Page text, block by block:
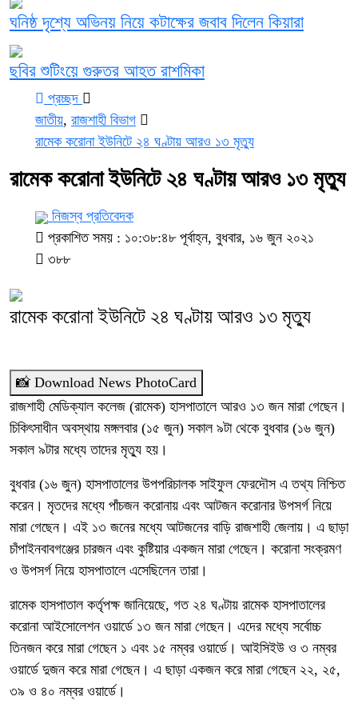
প্রচ্ছদ
জাতীয়, রাজশাহী বিভাগ
রামেক করোনা ইউনিটে ২৪ ঘণ্টায় আরও ১৩ মৃত্যু
রামেক করোনা ইউনিটে ২৪ ঘণ্টায় আরও ১৩ মৃত্যু
নিজস্ব প্রতিবেদক
প্রকাশিত সময় : ১০:৩৮:৪৮ পূর্বাহ্ন, বুধবার, ১৬ জুন ২০২১
৩৮৮
রামেক করোনা ইউনিটে ২৪ ঘণ্টায় আরও ১৩ মৃত্যু
📸 Download News PhotoCard
রাজশাহী মেডিক্যাল কলেজ (রামেক) হাসপাতালে আরও ১৩ জন মারা গেছেন।
চিকিৎসাধীন অবস্থায় মঙ্গলবার (১৫ জুন) সকাল ৯টা থেকে বুধবার (১৬ জুন)
সকাল ৯টার মধ্যে তাদের মৃত্যু হয়।
বুধবার (১৬ জুন) হাসপাতালের উপপরিচালক সাইফুল ফেরদৌস এ তথ্য নিশ্চিত
করেন। মৃতদের মধ্যে পাঁচজন করোনায় এবং আটজন করোনার উপসর্গ নিয়ে
মারা গেছেন। এই ১৩ জনের মধ্যে আটজনের বাড়ি রাজশাহী জেলায়। এ ছাড়া
চাঁপাইনবাবগঞ্জের চারজন এবং কুষ্টিয়ার একজন মারা গেছেন। করোনা সংক্রমণ
ও উপসর্গ নিয়ে হাসপাতালে এসেছিলেন তারা।
রামেক হাসপাতাল কর্তৃপক্ষ জানিয়েছে, গত ২৪ ঘণ্টায় রামেক হাসপাতালের
করোনা আইসোলেশন ওয়ার্ডে ১৩ জন মারা গেছেন। এদের মধ্যে সর্বোচ্চ
তিনজন করে মারা গেছেন ১ এবং ১৫ নম্বর ওয়ার্ডে। আইসিইউ ও ৩ নম্বর
ওয়ার্ডে দুজন করে মারা গেছেন। এ ছাড়া একজন করে মারা গেছেন ২২, ২৫,
৩৯ ও ৪০ নম্বর ওয়ার্ডে।
ঘনিষ্ঠ দৃশ্যে অভিনয় নিয়ে কটাক্ষের জবাব দিলেন কিয়ারা
ছবির শুটিংয়ে গুরুতর আহত রাশমিকা